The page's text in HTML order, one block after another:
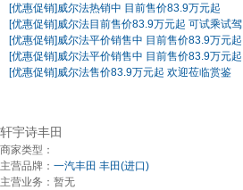
[优惠促销]威尔法热销中 目前售价83.9万元起
[优惠促销]威尔法目前售价83.9万元起 可试乘试驾
[优惠促销]威尔法平价销售中 目前售价83.9万元起
[优惠促销]威尔法平价销售中 目前售价83.9万元起
[优惠促销]威尔法售价83.9万元起 欢迎莅临赏鉴
轩宇诗丰田
商家类型：
主营品牌： 一汽丰田 丰田(进口)
主营业务： 暂无